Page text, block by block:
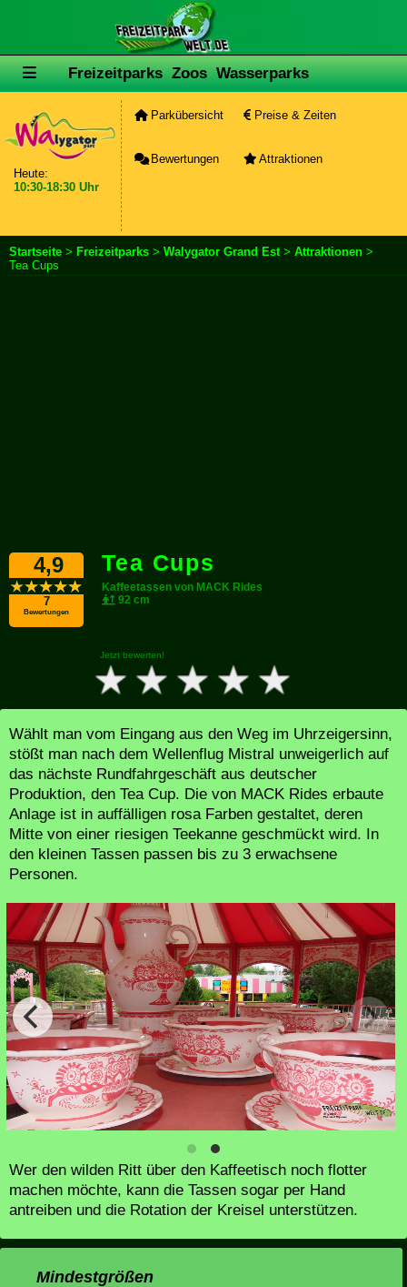
Freizeitparks Zoos Wasserparks
Heute:
10:30-18:30 Uhr
Parkübersicht Preise & Zeiten
Bewertungen Attraktionen
Startseite > Freizeitparks > Walygator Grand Est> Attraktionen >
Tea Cups
4,9
7
Bewertungen
Tea Cups
Kaffeetassen von MACK Rides
92 cm
Jetzt bewerten!
Wählt man vom Eingang aus den Weg im Uhrzeigersinn,
stößt man nach dem Wellenflug Mistral unweigerlich auf
das nächste Rundfahrgeschäft aus deutscher
Produktion, den Tea Cup. Die von MACK Rides erbaute
Anlage ist in auffälligen rosa Farben gestaltet, deren
Mitte von einer riesigen Teekanne geschmückt wird. In
den kleinen Tassen passen bis zu 3 erwachsene
Personen.
Wer den wilden Ritt über den Kaffeetisch noch flotter
machen möchte, kann die Tassen sogar per Hand
antreiben und die Rotation der Kreisel unterstützen.
Mindestgrößen